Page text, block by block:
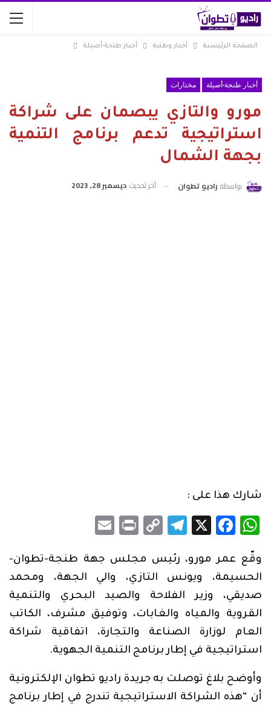
الصفحة الرئيسية أخبار وطنية أخبار طنجة-أصيلة
أخبار طنجة-أصيلة مختارات
مورو والتازي يبصمان على شراكة
استراتيجية تدعم برنامج التنمية
بجهة الشمال
بواسطة راديو تطوان آخر تحديث ديسمبر 28, 2023
شارك هذا على :
WhatsApp
Facebook
X
Telegram
Copy
Print
وقّع عمر مورو، رئيس مجلس جهة طنجة-تطوان-
الحسيمة، ويونس التازي، والي الجهة، ومحمد
صديقي، وزير الفلاحة والصيد البحري والتنمية
القروية والمياه والغابات، وتوفيق مشرف، الكاتب
العام لوزارة الصناعة والتجارة، اتفاقية شراكة
استراتيجية في إطار برنامج التنمية الجهوية.
وأوضح بلاغ توصلت به جريدة راديو تطوان الإلكترونية
أن “هذه الشراكة الاستراتيجية تندرج في إطار برنامج